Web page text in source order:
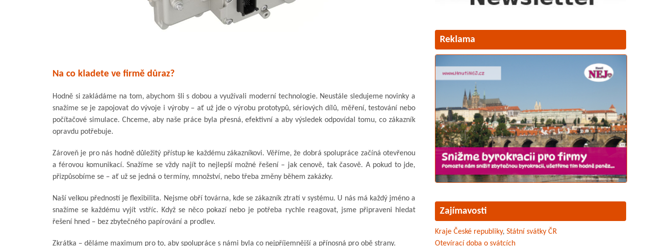
Na co kladete ve firmě důraz?
Hodně si zakládáme na tom, abychom šli s dobou a využívali moderní technologie. Neustále sledujeme novinky a
snažíme se je zapojovat do vývoje i výroby – ať už jde o výrobu prototypů, sériových dílů, měření, testování nebo
počítačové simulace. Chceme, aby naše práce byla přesná, efektivní a aby výsledek odpovídal tomu, co zákazník
opravdu potřebuje.
Zároveň je pro nás hodně důležitý přístup ke každému zákazníkovi. Věříme, že dobrá spolupráce začíná otevřenou
a férovou komunikací. Snažíme se vždy najít to nejlepší možné řešení – jak cenově, tak časově. A pokud to jde,
přizpůsobíme se – ať už se jedná o termíny, množství, nebo třeba změny během zakázky.
Naší velkou předností je flexibilita. Nejsme obří továrna, kde se zákazník ztratí v systému. U nás má každý jméno a
snažíme se každému vyjít vstříc. Když se něco pokazí nebo je potřeba rychle reagovat, jsme připraveni hledat
řešení hned – bez zbytečného papírování a prodlev.
Zkrátka – děláme maximum pro to, aby spolupráce s námi byla co nejpříjemnější a přínosná pro obě strany.
Reklama
Zajímavosti
Kraje České republiky, Státní svátky ČR
Otevírací doba o svátcích